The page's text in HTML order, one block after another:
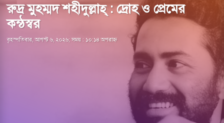
রুদ্র মুহম্মদ শহীদুল্লাহ্ : দ্রোহ ও প্রেমের
কন্ঠস্বর
বৃহস্পতিবার, আগস্ট ৬, ২০২৬; সময় : ১০:১৪ অপরাহ্ণ